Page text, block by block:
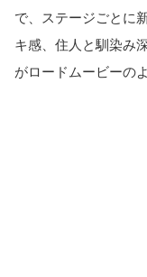
で、ステージごとに
キ感、住人と馴染み
がロードムービーの